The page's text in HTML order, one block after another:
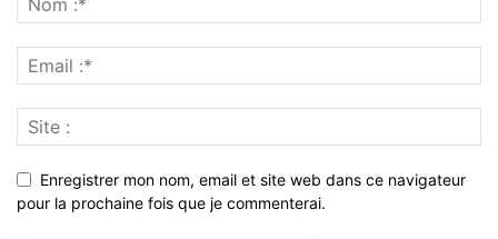
Enregistrer mon nom, email et site web dans ce navigateur
pour la prochaine fois que je commenterai.